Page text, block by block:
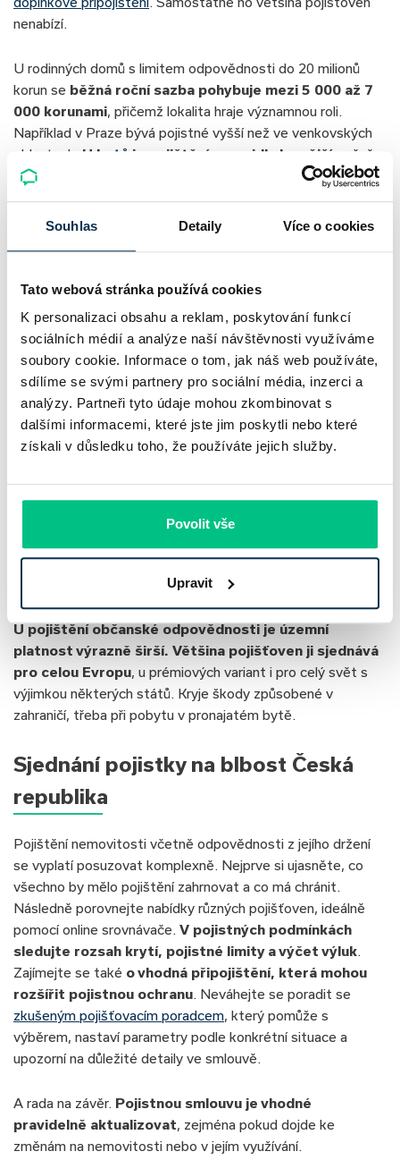
Souhlas Detaily Více o cookies
Tato webová stránka používá cookies
K personalizaci obsahu a reklam, poskytování funkcí
sociálních médií a analýze naší návštěvnosti využíváme
soubory cookie. Informace o tom, jak náš web používáte,
sdílíme se svými partnery pro sociální média, inzerci a
analýzy. Partneři tyto údaje mohou zkombinovat s
dalšími informacemi, které jste jim poskytli nebo které
získali v důsledku toho, že používáte jejich služby.
Povolit vše
Upravit
nenabízí.
U rodinných domů s limitem odpovědnosti do 20 milionů
korun se běžná roční sazba pohybuje mezi 5 000 až 7
000 korunami, přičemž lokalita hraje významnou roli.
Například v Praze bývá pojistné vyšší než ve venkovských
oblastech. U bytů je pojištění zpravidla levnější, ročně
vyjde na 3 500 až 4 600 korunami při stejném limitu.
samotné nemovitosti nebo domácnosti
TIP
Cena pojištění je vždy individuální, proto se
nezávazné nacenění přímo od pojišťovacího
specialisty. Odborníci vám rádi poradí i s
výběrem pojistky na blbost pro pronajímatele
nemovitosti či pojistkou na blbost u
nájemníků.
Pojištění odpovědnosti z vlastnictví nemovitosti se
pouze pro konkrétní nemovitost uvedenou ve smlouvě,
která se nachází na dané adrese.
U pojištění občanské odpovědnosti je územní
platnost výrazně širší. Většina pojišťoven ji sjednává
pro celou Evropu, u prémiových variant i pro celý svět s
výjimkou některých států. Kryje škody způsobené v
zahraničí, třeba při pobytu v pronajatém bytě.
Sjednání pojistky na blbost Česká
republika
Pojištění nemovitosti včetně odpovědnosti z jejího držení
se vyplatí posuzovat komplexně. Nejprve si ujasněte, co
všechno by mělo pojištění zahrnovat a co má chránit.
Následně porovnejte nabídky různých pojišťoven, ideálně
pomocí online srovnávače. V pojistných podmínkách
sledujte rozsah krytí, pojistné limity a výčet výluk.
Zajímejte se také o vhodná připojištění, která mohou
rozšířit pojistnou ochranu. Neváhejte se poradit se
zkušeným pojišťovacím poradcem, který pomůže s
výběrem, nastaví parametry podle konkrétní situace a
upozorní na důležité detaily ve smlouvě.
A rada na závěr. Pojistnou smlouvu je vhodné
pravidelně aktualizovat, zejména pokud dojde ke
změnám na nemovitosti nebo v jejím využívání.